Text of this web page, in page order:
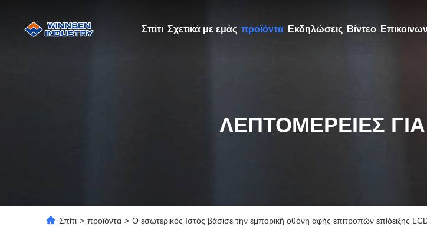
Σπίτι Σχετικά με εμάς προϊόντα Εκδηλώσεις Βίντεο
ΛΕΠΤΟΜΈΡΕΙΕΣ
Σπίτι > προϊόντα > Ο εσωτερικός Ιστός βάσισε την εμπορική οθόνη αφής επιτροπών επίδειξης